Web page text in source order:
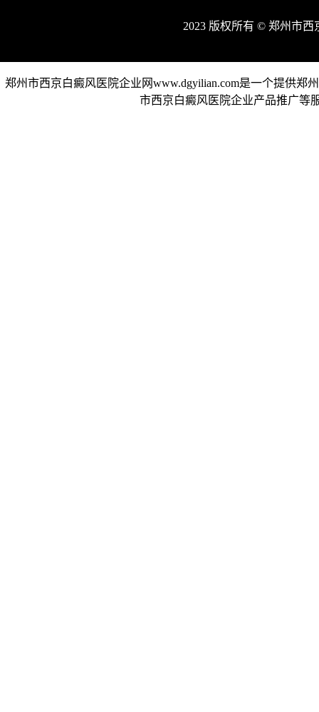
2023 版权所有 © 郑州市
郑州市西京白癜风医院企业网www.dgyilian.com是一个提供
市西京白癜风医院企业产品推广等